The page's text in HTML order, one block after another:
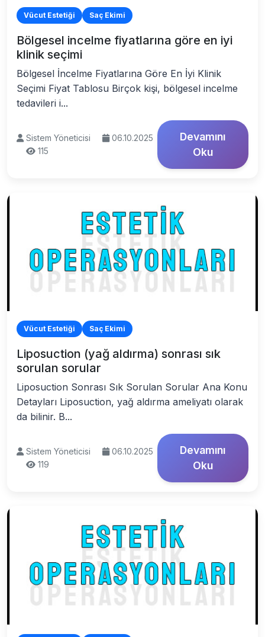
Vücut Estetiği Saç Ekimi
Bölgesel incelme fiyatlarına göre en iyi
klinik seçimi
Bölgesel İncelme Fiyatlarına Göre En İyi Klinik
Seçimi Fiyat Tablosu Birçok kişi, bölgesel incelme
tedavileri i...
Sistem Yöneticisi
06.10.2025
115
Devamını
Oku
Vücut Estetiği Saç Ekimi
Liposuction (yağ aldırma) sonrası sık
sorulan sorular
Liposuction Sonrası Sık Sorulan Sorular Ana Konu
Detayları Liposuction, yağ aldırma ameliyatı olarak
da bilinir. B...
Sistem Yöneticisi
06.10.2025
119
Devamını
Oku